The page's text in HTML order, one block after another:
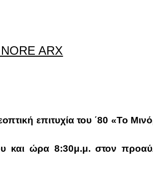
επιτυχία του ΄80 «Το
και ώρα 8:30μ.μ.στον